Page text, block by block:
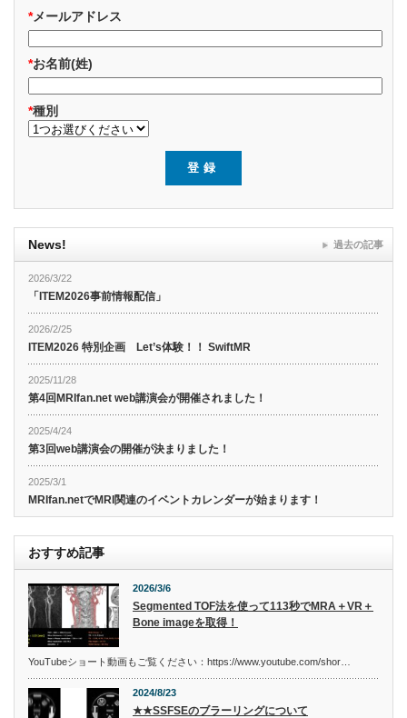
*メールアドレス
*お名前(姓)
*種別
News!
2026/3/22
「ITEM2026事前情報配信」
2026/2/25
ITEM2026 特別企画 Let’s体験！！ SwiftMR
2025/11/28
第4回MRIfan.net web講演会が開催されました！
2025/4/24
第3回web講演会の開催が決まりました！
2025/3/1
MRIfan.netでMRI関連のイベントカレンダーが始まります！
過去の記事
おすすめ記事
2026/3/6
Segmented TOF法を使って113秒でMRA＋VR＋
Bone imageを取得！
YouTubeショート動画もご覧ください：https://www.youtube.com/shor…
2024/8/23
★★SSFSEのブラーリングについて